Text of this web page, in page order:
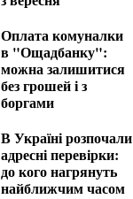
Оплата комуналки
в "Ощадбанку":
можна залишитися
без грошей і з
боргами
В Україні розпочали
адресні перевірки:
до кого нагрянуть
найближчим часом